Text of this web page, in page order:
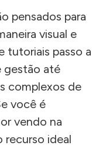
pensados para
visual e
tutoriais passo a
gestão até
complexos de
você é
vendo na
recurso ideal